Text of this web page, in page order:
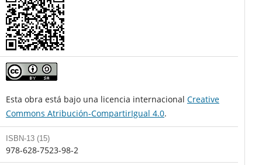
Esta obra está bajo una licencia internacional Creative
Commons Atribución-CompartirIgual 4.0.
ISBN-13 (15)
978-628-7523-98-2